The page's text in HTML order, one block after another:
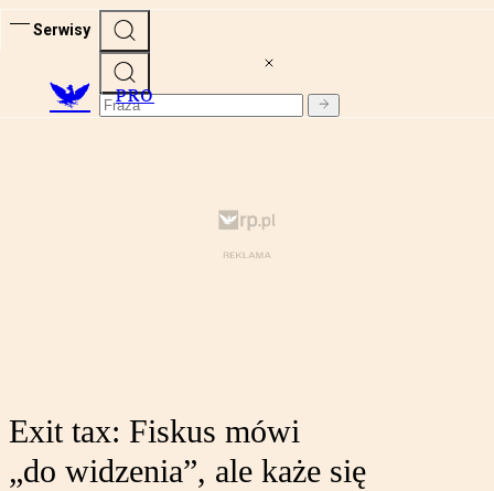
Serwisy
PRO
Exit tax: Fiskus mówi
„do widzenia”, ale każe się